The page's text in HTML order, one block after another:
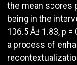
the mean scores
being in the
106.5 Â± 1.83, p
a process of